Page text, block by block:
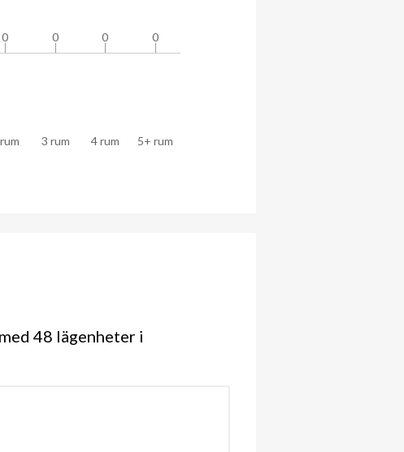
3 rum 4 rum 5+ rum
0
0 0
0 0
0 0
0
48 lägenheter i